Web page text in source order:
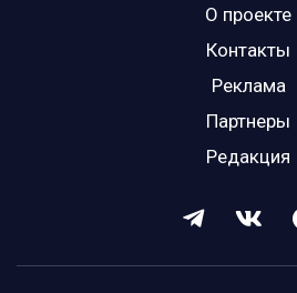
О проекте
Контакты
Реклама
Партнеры
Редакция